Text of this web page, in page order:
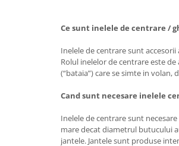
Ce sunt inelele de centrare /
Inelele de centrare sunt
Rolul inelelor de centrare este
(“bataia”) care se simte in volan,
Cand sunt necesare inelele
Inelele de centrare sunt
mare decat diametrul butucului
jantele. Jantele sunt produse